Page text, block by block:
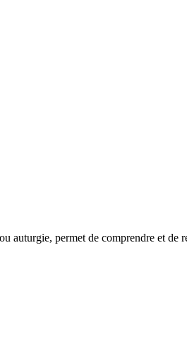
auturgie, permet de comprendre et de